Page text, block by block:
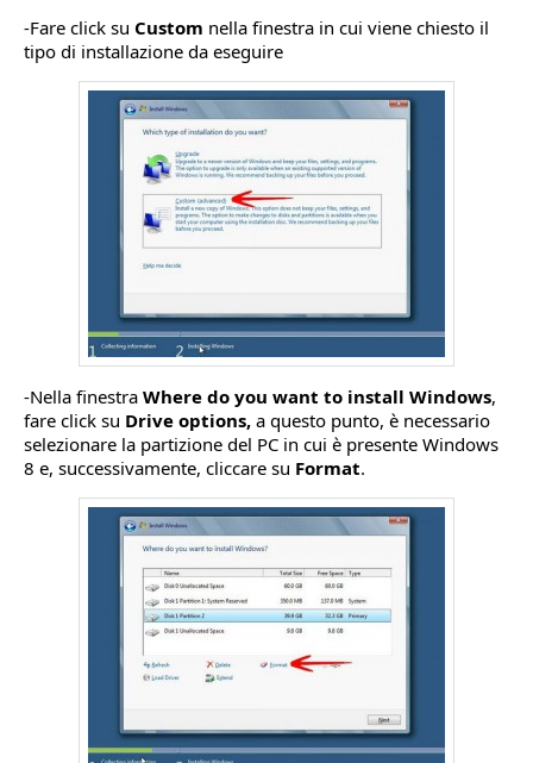
-Fare click su Custom nella finestra in cui viene chiesto il
tipo di installazione da eseguire
-Nella finestra Where do you want to install Windows,
fare click su Drive options, a questo punto, è necessario
selezionare la partizione del PC in cui è presente Windows
8 e, successivamente, cliccare su Format.